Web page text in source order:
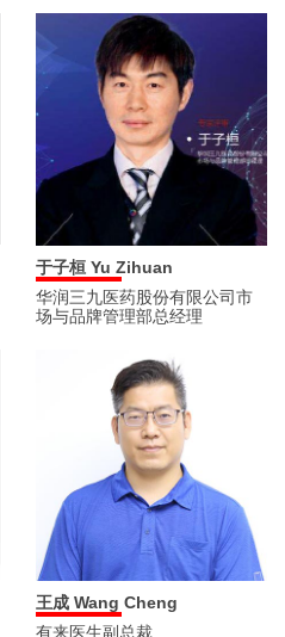
于子桓 Yu Zihuan
华润三九医药股份有限公司市
场与品牌管理部总经理
王成 Wang Cheng
有来医生副总裁